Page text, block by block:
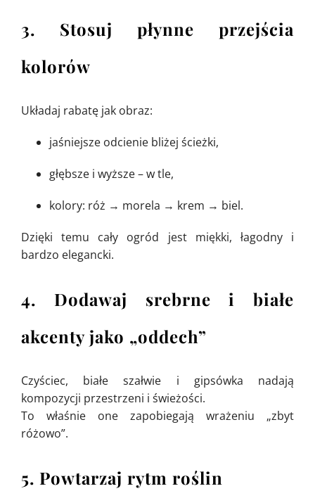
3. Stosuj płynne przejścia
kolorów
Układaj rabatę jak obraz:
jaśniejsze odcienie bliżej ścieżki,
głębsze i wyższe – w tle,
kolory: róż → morela → krem → biel.
Dzięki temu cały ogród jest miękki, łagodny i
bardzo elegancki.
4. Dodawaj srebrne i białe
akcenty jako „oddech”
Czyściec, białe szałwie i gipsówka nadają
kompozycji przestrzeni i świeżości.
To właśnie one zapobiegają wrażeniu „zbyt
różowo”.
5. Powtarzaj rytm roślin